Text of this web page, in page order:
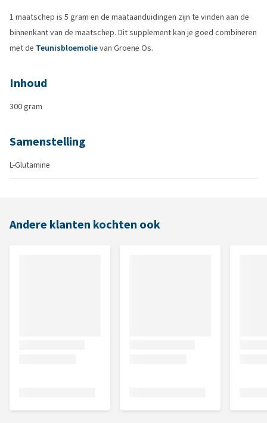
1 maatschep is 5 gram en de maataanduidingen zijn te vinden aan de
binnenkant van de maatschep. Dit supplement kan je goed combineren
met de Teunisbloemolievan Groene Os.
Inhoud
300 gram
Samenstelling
L-Glutamine
Andere klanten kochten ook